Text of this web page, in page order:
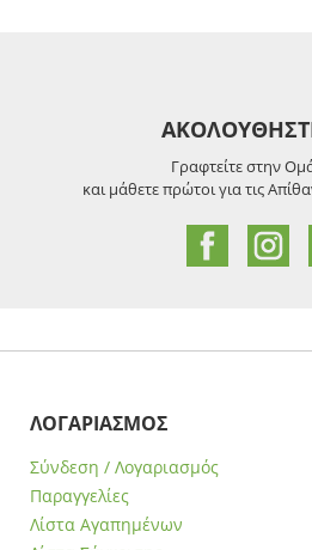
Γραφτείτε στην
και μάθετε πρώτοι για τις
ΛΟΓΑΡΙΑΣΜΟΣ
Σύνδεση / Λογαριασμός
Παραγγελίες
Λίστα Αγαπημένων